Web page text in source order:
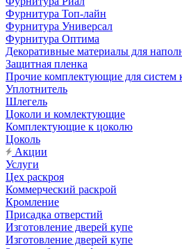
Фурнитура Топ-лайн
Фурнитура Универсал
Фурнитура Оптима
Декоративные материалы для
Защитная пленка
Прочие комплектующие для систем
Уплотнитель
Шлегель
Цоколи и комлектующие
Комплектующие к цоколю
Цоколь
Акции
Услуги
Цех раскроя
Коммерческий раскрой
Кромление
Присадка отверстий
Изготовление дверей купе
Изготовление дверей купе